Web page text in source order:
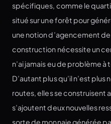
spécifiques, comme le
situé sur une forêt pour
une notion d’agencement
construction nécessite un
n’ai jamais eu de problème
D’autant plus qu’il n’est
routes, elles se construisent
s’ajoutent deux nouvelles
sorte de monnaie générée